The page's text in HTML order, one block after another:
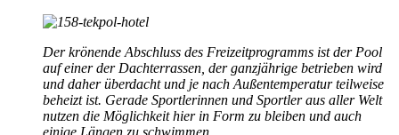
Der krönende Abschluss des Freizeitprogramms ist der Pool
auf einer der Dachterrassen, der ganzjährige betrieben wird
und daher überdacht und je nach Außentemperatur teilweise
beheizt ist. Gerade Sportlerinnen und Sportler aus aller Welt
nutzen die Möglichkeit hier in Form zu bleiben und auch
einige Längen zu schwimmen.